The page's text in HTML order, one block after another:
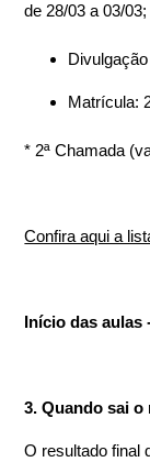
de 28/03 a 03/03;
Matrícula:
* 2ª Chamada
Confira aqui a
Início das aulas
3. Quando sai
O resultado final